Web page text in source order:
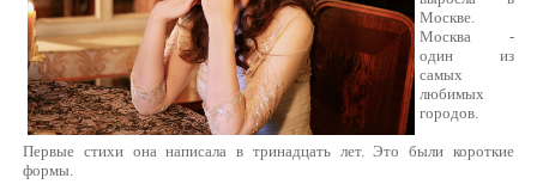
Москве.
Москва -
один из
самых
любимых
городов.
Первые стихи она написала в тринадцать лет. Это были короткие
формы.